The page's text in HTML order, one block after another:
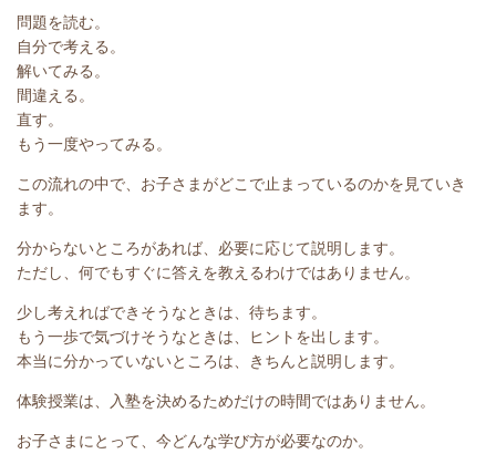
問題を読む。
自分で考える。
解いてみる。
間違える。
直す。
もう一度やってみる。
この流れの中で、お子さまがどこで止まっているのかを見ていき
ます。
分からないところがあれば、必要に応じて説明します。
ただし、何でもすぐに答えを教えるわけではありません。
少し考えればできそうなときは、待ちます。
もう一歩で気づけそうなときは、ヒントを出します。
本当に分かっていないところは、きちんと説明します。
体験授業は、入塾を決めるためだけの時間ではありません。
お子さまにとって、今どんな学び方が必要なのか。